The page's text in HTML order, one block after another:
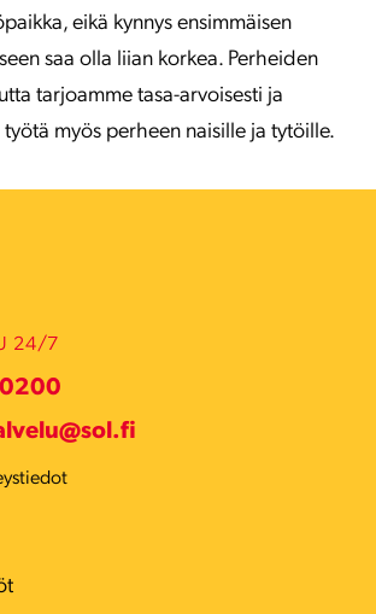
eikä kynnys ensimmäisen
saa olla liian korkea. Perheiden
tarjoamme tasa-arvoisesti ja
myös perheen naisille ja tytöille.
24/7